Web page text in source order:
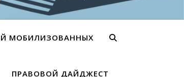
МОБИЛИЗОВАННЫХ
ПРАВОВОЙ ДАЙДЖЕСТ